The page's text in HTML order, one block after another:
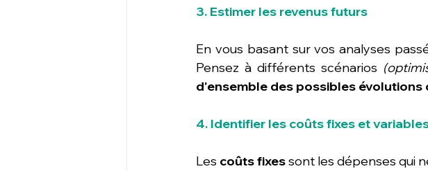
3. Estimer les revenus futurs
En vous basant sur vos analyses
Pensez à différents scénarios
d'ensemble des possibles
4. Identifier les coûts fixes et
Les coûts fixes sont les dépenses qui